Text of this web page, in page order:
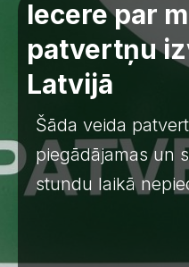
Iecere par
patvertņu
Latvijā
Šāda veida
piegādājamas un
stundu laikā